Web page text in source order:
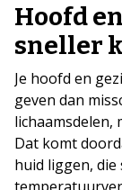
Hoofd
sneller
Je hoofd en
geven dan
lichaamsdelen,
Dat komt
huid liggen,